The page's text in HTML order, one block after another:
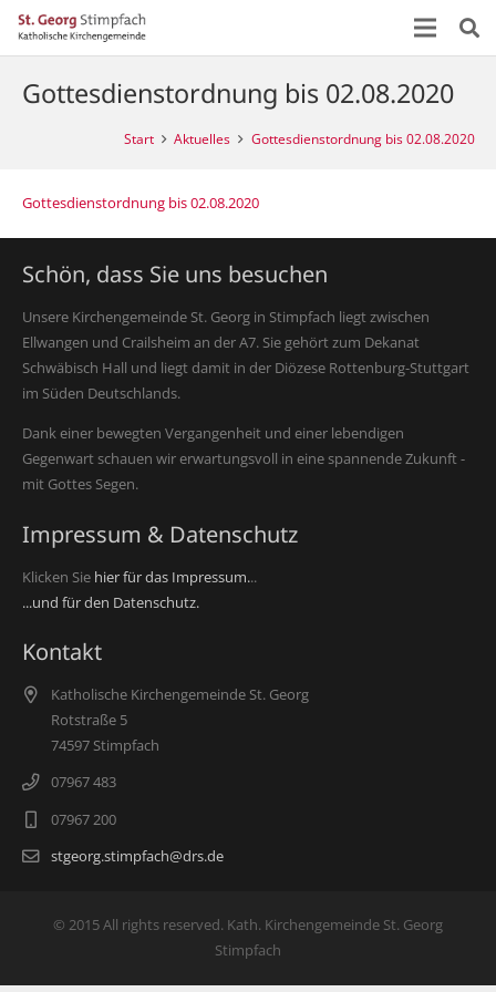
Gottesdienstordnung bis 02.08.2020
Start Aktuelles Gottesdienstordnung bis 02.08.2020
Gottesdienstordnung bis 02.08.2020
Schön, dass Sie uns besuchen
Unsere Kirchengemeinde St. Georg in Stimpfach liegt zwischen
Ellwangen und Crailsheim an der A7. Sie gehört zum Dekanat
Schwäbisch Hall und liegt damit in der Diözese Rottenburg-Stuttgart
im Süden Deutschlands.
Dank einer bewegten Vergangenheit und einer lebendigen
Gegenwart schauen wir erwartungsvoll in eine spannende Zukunft -
mit Gottes Segen.
Impressum & Datenschutz
Klicken Sie hier für das Impressum...
...und für den Datenschutz.
Kontakt
Katholische Kirchengemeinde St. Georg
Rotstraße 5
74597 Stimpfach
07967 483
07967 200
stgeorg.stimpfach@drs.de
© 2015 All rights reserved. Kath. Kirchengemeinde St. Georg
Stimpfach